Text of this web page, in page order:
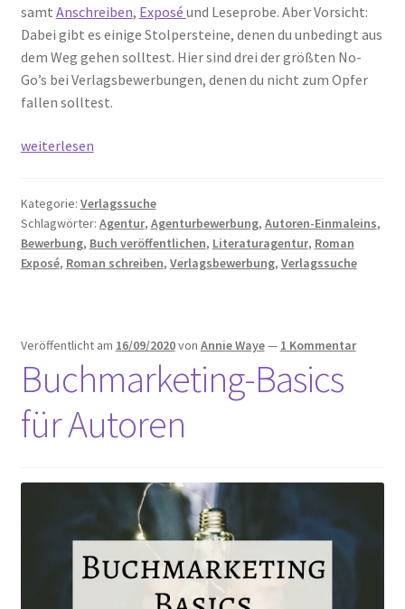
samt Anschreiben, Exposé und Leseprobe. Aber Vorsicht:
Dabei gibt es einige Stolpersteine, denen du unbedingt aus
dem Weg gehen solltest. Hier sind drei der größten No-
Go’s bei Verlagsbewerbungen, denen du nicht zum Opfer
fallen solltest.
Die
No-
bei
weiterlesen
Kategorie: Verlagssuche
Schlagwörter: Agentur, Agenturbewerbung, Autoren-Einmaleins,
Bewerbung, Buch veröffentlichen, Literaturagentur, Roman
Exposé, Roman schreiben, Verlagsbewerbung, Verlagssuche
Veröffentlicht am 16/09/2020von Annie Waye— 1 Kommentar
Buchmarketing-Basics
für Autoren